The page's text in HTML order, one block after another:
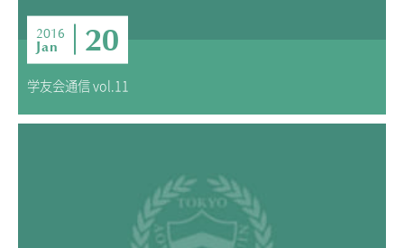
2016
Jan 20
学友会通信 vol.11